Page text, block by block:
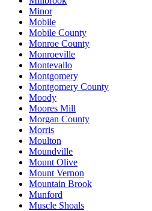
Minor
Mobile
Mobile County
Monroe County
Monroeville
Montevallo
Montgomery
Montgomery County
Moody
Moores Mill
Morgan County
Morris
Moulton
Moundville
Mount Olive
Mount Vernon
Mountain Brook
Munford
Muscle Shoals